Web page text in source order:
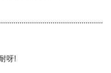
呀!